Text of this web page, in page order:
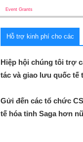
Event Grants
Hỗ trợ kinh phí cho các
Hiệp hội chúng tôi trợ
tác và giao lưu quốc tế
Gửi đến các tổ chức
tế hóa tỉnh Saga hơn